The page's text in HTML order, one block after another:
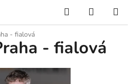
Hledat
KOŠÍK
- fialová
- fialová